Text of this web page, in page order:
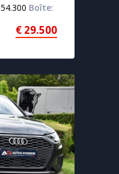
54.300 Boîte:
€ 29.500